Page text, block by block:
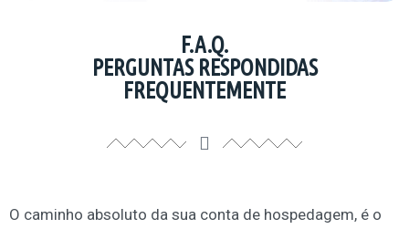
F.A.Q.
PERGUNTAS RESPONDIDAS
FREQUENTEMENTE
O caminho absoluto da sua conta de hospedagem, é o